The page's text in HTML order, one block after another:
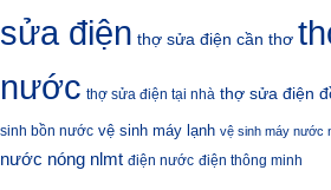
sửa điện thợ sửa điện cần thơ
nước thợ sửa điện tại nhà thợ sửa điện
sinh bồn nước vệ sinh máy lạnh vệ sinh máy nước
nước nóng nlmt điện nước điện thông minh